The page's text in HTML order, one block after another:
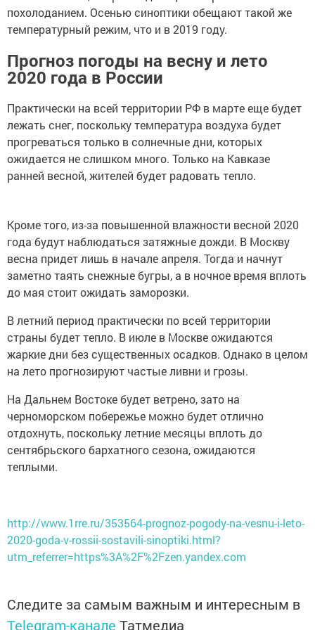
похолоданием. Осенью синоптики обещают такой же
температурный режим, что и в 2019 году.
Прогноз погоды на весну и лето
2020 года в России
лежать снег, поскольку температура воздуха будет
прогреваться только в солнечные дни, которых
ожидается не слишком много. Только на Кавказе
ранней весной, жителей будет радовать тепло.
года будут наблюдаться затяжные дожди. В Москву
весна придет лишь в начале апреля. Тогда и начнут
заметно таять снежные бугры, а в ночное время вплоть
до мая стоит ожидать заморозки.
страны будет тепло. В июле в Москве ожидаются
жаркие дни без существенных осадков. Однако в целом
на лето прогнозируют частые ливни и грозы.
черноморском побережье можно будет отлично
отдохнуть, поскольку летние месяцы вплоть до
сентябрьского бархатного сезона, ожидаются
теплыми.
2020-goda-v-rossii-sostavili-sinoptiki.html?
utm_referrer=https%3A%2F%2Fzen.yandex.com
Следите за самым важным и интересным в
Telegram-канале
Татмедиа